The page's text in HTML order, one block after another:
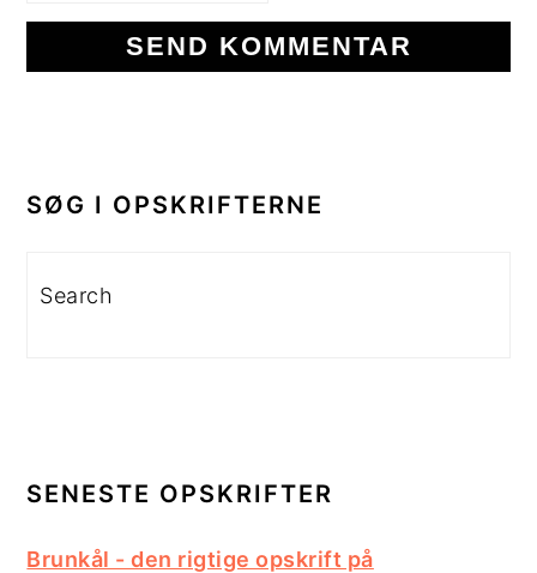
SIDEBAR
SØG I OPSKRIFTERNE
Search
SENESTE OPSKRIFTER
Brunkål - den rigtige opskrift på